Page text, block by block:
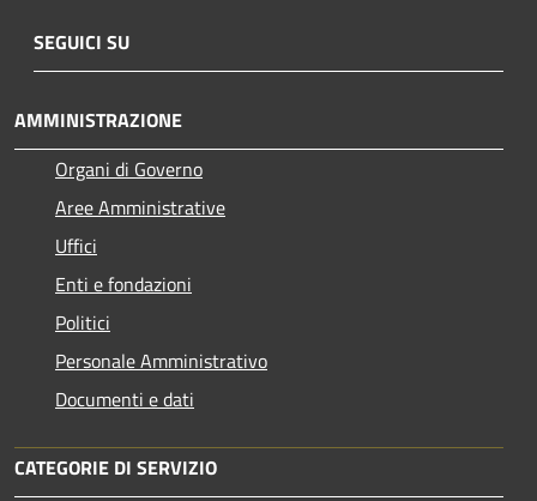
SEGUICI SU
AMMINISTRAZIONE
Organi di Governo
Aree Amministrative
Uffici
Enti e fondazioni
Politici
Personale Amministrativo
Documenti e dati
CATEGORIE DI SERVIZIO